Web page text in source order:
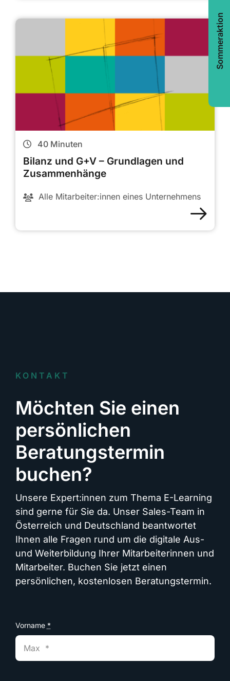
40Minuten
Bilanz und G+V – Grundlagen und
Zusammenhänge
Alle Mitarbeiter:innen eines Unternehmens
KONTAKT
Möchten Sie einen
persönlichen
Beratungstermin
buchen?
Unsere Expert:innen zum Thema E-Learning
sind gerne für Sie da. Unser Sales-Team in
Österreich und Deutschland beantwortet
Ihnen alle Fragen rund um die digitale Aus-
und Weiterbildung Ihrer Mitarbeiterinnen und
Mitarbeiter. Buchen Sie jetzt einen
persönlichen, kostenlosen Beratungstermin.
Vorname *
Sommeraktion